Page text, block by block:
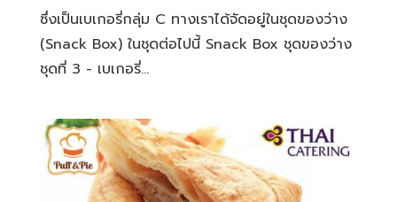
ซึ่งเป็นเบเกอรี่กลุ่ม C ทางเราได้จัดอยู่ในชุดของว่าง
(Snack Box) ในชุดต่อไปนี้ Snack Box ชุดของว่าง
ชุดที่ 3 - เบเกอรี่...